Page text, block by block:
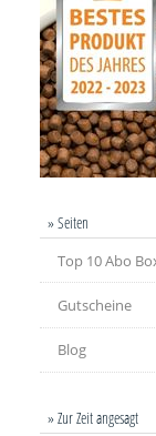
» Seiten
Top 10 Abo
Gutscheine
Blog
» Zur Zeit angesagt